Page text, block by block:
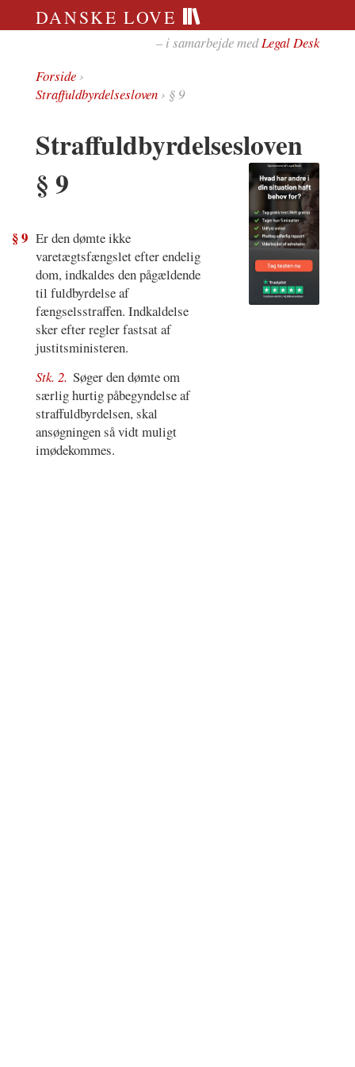
DANSKE LOVE
– i samarbejde medLegal Desk
Forside›
Straffuldbyrdelsesloven› § 9
Straffuldbyrdelsesloven
§ 9
§ 9 Er den dømte ikke
varetægtsfængslet efter endelig
dom, indkaldes den pågældende
til fuldbyrdelse af
fængselsstraffen. Indkaldelse
sker efter regler fastsat af
justitsministeren.
Stk. 2. Søger den dømte om
særlig hurtig påbegyndelse af
straffuldbyrdelsen, skal
ansøgningen så vidt muligt
imødekommes.